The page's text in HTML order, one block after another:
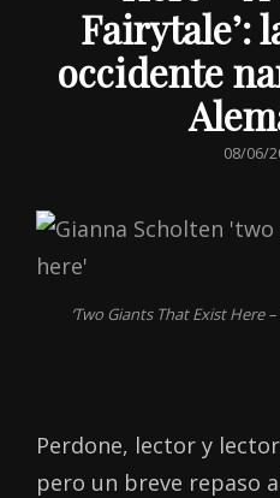
Fairytale’:
occidente
POSTED
08/06/
‘Two Giants That Exist Here
Perdone, lector y
pero un breve repaso